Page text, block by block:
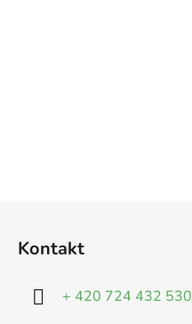
Kontakt
+ 420 724 432 530